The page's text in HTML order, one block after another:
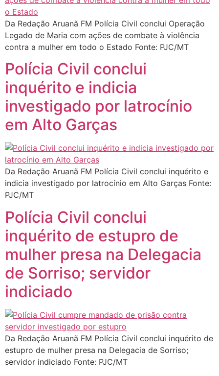
Da Redação Aruanã FM Polícia Civil conclui Operação
Legado de Maria com ações de combate à violência
contra a mulher em todo o Estado Fonte: PJC/MT
Polícia Civil conclui
inquérito e indicia
investigado por latrocínio
em Alto Garças
Da Redação Aruanã FM Polícia Civil conclui inquérito e
indicia investigado por latrocínio em Alto Garças Fonte:
PJC/MT
Polícia Civil conclui
inquérito de estupro de
mulher presa na Delegacia
de Sorriso; servidor
indiciado
Da Redação Aruanã FM Polícia Civil conclui inquérito de
estupro de mulher presa na Delegacia de Sorriso;
servidor indiciado Fonte: PJC/MT